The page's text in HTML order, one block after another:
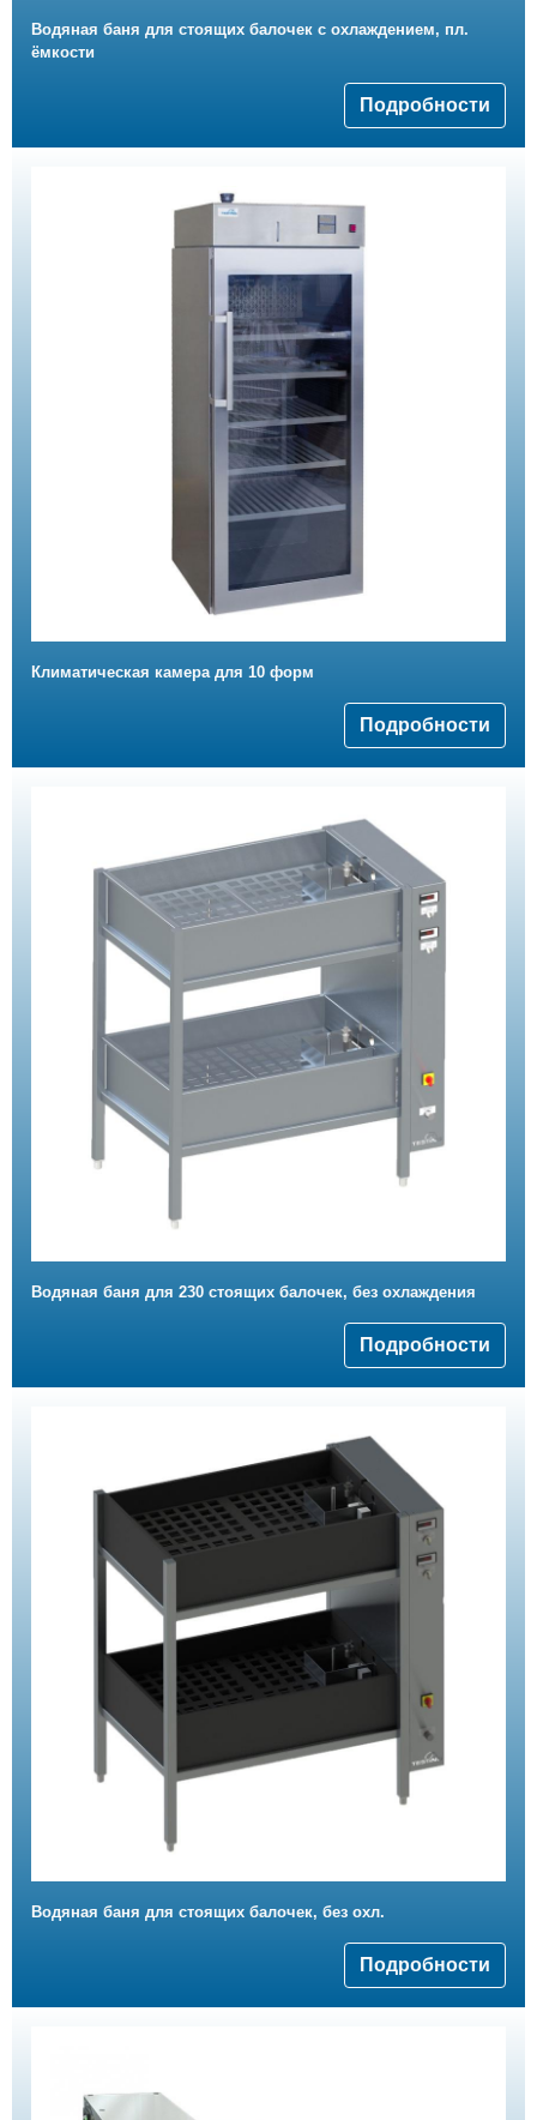
Водяная баня для стоящих балочек с охлаждением, пл.
ёмкости
Подробности
Климатическая камера для 10 форм
Подробности
Водяная баня для 230 стоящих балочек, без охлаждения
Подробности
Водяная баня для стоящих балочек, без охл.
Подробности